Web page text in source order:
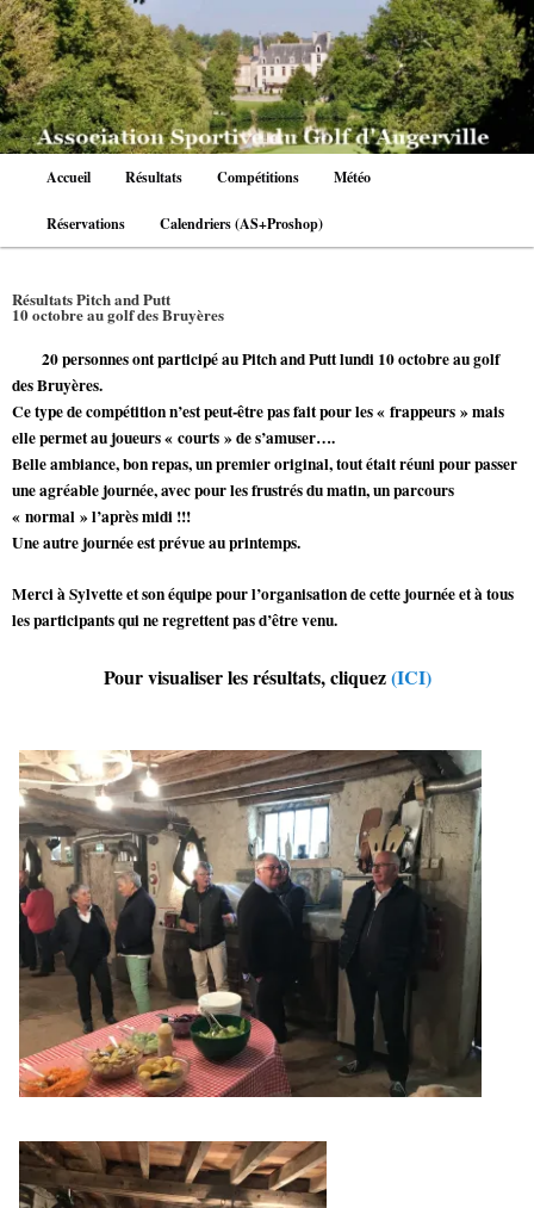
Aller
au
contenu
principal
Accueil Résultats Compétitions Météo
Réservations Calendriers (AS+Proshop)
Résultats Pitch and Putt
10 octobre au golf des Bruyères
20 personnes ont participé au Pitch and Putt lundi 10 octobre au golf
des Bruyères.
Ce type de compétition n’est peut-être pas fait pour les « frappeurs » mais
elle permet au joueurs « courts » de s’amuser….
Belle ambiance, bon repas, un premier original, tout était réuni pour passer
une agréable journée, avec pour les frustrés du matin, un parcours
« normal » l’après midi !!!
Une autre journée est prévue au printemps.
Merci à Sylvette et son équipe pour l’organisation de cette journée et à tous
les participants qui ne regrettent pas d’être venu.
Pour visualiser les résultats, cliquez(ICI)